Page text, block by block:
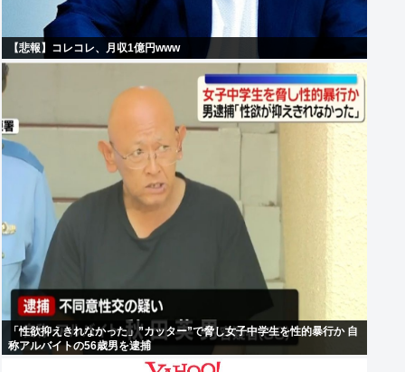
【悲報】コレコレ、月収1億円www
「性欲抑えきれなかった」”カッター”で脅し女子中学生を性的暴行か 自
称アルバイトの56歳男を逮捕